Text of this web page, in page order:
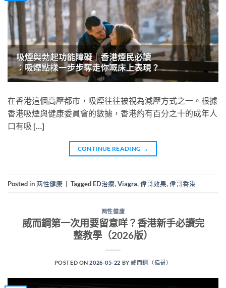
在香港這個高壓都市，吸煙往往被視為減壓方式之一。根據
香港吸煙與健康委員會的數據，香港約有百分之十的成年人
口有吸 […]
CONTINUE READING →
Posted in两性健康 | Tagged ED治療,Viagra,偉哥效果,偉哥香港
两性健康
威而鋼第一次用要留意咩？香港新手必讀完
整教學（2026版）
POSTED ON2026-05-22 BY 威而鋼（偉哥）